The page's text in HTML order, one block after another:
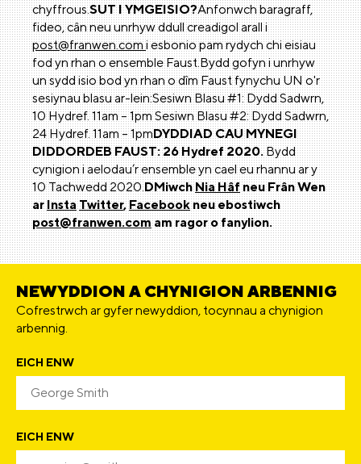
chyffrous.SUT I YMGEISIO?Anfonwch baragraff,
fideo, cân neu unrhyw ddull creadigol arall i
post@franwen.comi esbonio pam rydych chi eisiau
fod yn rhan o ensemble Faust.Bydd gofyn i unrhyw
un sydd isio bod yn rhan o dîm Faust fynychu UN o'r
sesiynau blasu ar-lein:Sesiwn Blasu #1: Dydd Sadwrn,
10 Hydref. 11am – 1pm Sesiwn Blasu #2: Dydd Sadwrn,
24 Hydref. 11am – 1pmDYDDIAD CAU MYNEGI
DIDDORDEB FAUST: 26 Hydref 2020.Bydd
cynigion i aelodau’r ensemble yn cael eu rhannu ar y
10 Tachwedd 2020.DMiwchNia Hâfneu Frân Wen
arInsta Twitter,Facebookneu ebostiwch
post@franwen.comam ragor o fanylion.
NEWYDDION A CHYNIGION ARBENNIG
Cofrestrwch ar gyfer newyddion, tocynnau a chynigion
arbennig.
EICH ENW
EICH ENW